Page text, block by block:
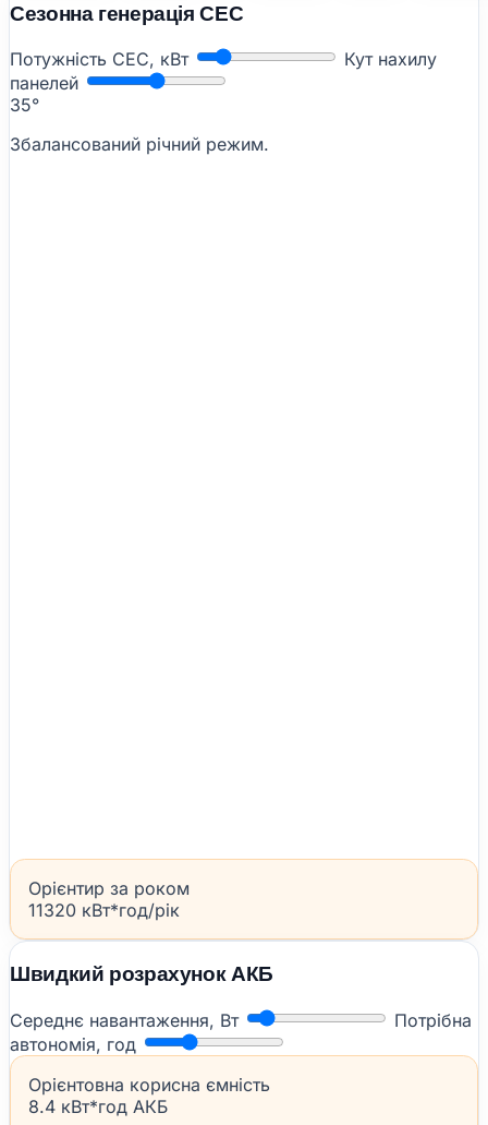
Сезонна генерація СЕС
Потужність СЕС, кВт
Кут нахилу
панелей
35°
Збалансований річний режим.
Орієнтир за роком
11320 кВт*год/рік
Швидкий розрахунок АКБ
Середнє навантаження, Вт
Потрібна
автономія, год
Орієнтовна корисна ємність
8.4 кВт*год АКБ